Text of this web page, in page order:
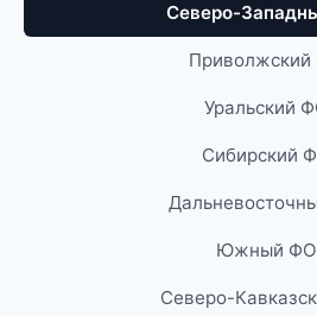
Северо-
Уральский
Сибирский
Южный ФО
Северо-